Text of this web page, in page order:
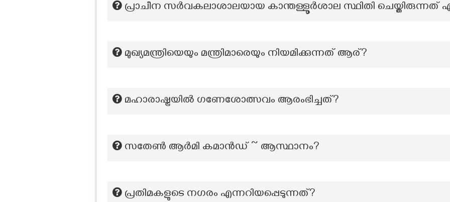
പ്രാചീന സർവകലാശാലയായ കാന്തള്ളൂർശാല സ്ഥിതി ചെയ്തിരുന്നത്
മുഖ്യമന്ത്രിയെയും മന്ത്രിമാരെയും നിയമിക്കുന്നത് ആര്?
മഹാരാഷ്ട്രയിൽ ഗണേശോത്സവം ആരംഭിച്ചത്?
സതേൺ ആർമി കമാൻഡ് ~ ആസ്ഥാനം?
പ്രതിമകളുടെ നഗരം എന്നറിയപ്പെടുന്നത്?